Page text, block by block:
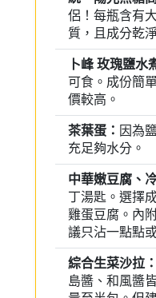
侶！每瓶含有
質，且成分乾
卜峰 玫瑰鹽水
可食。成份簡
價較高。
茶葉蛋： 因為
充足夠水分。
中華嫩豆腐、
丁湯匙。選擇
雞蛋豆腐。內
議只沾一點點
綜合生菜沙拉：
島醬、和風醬